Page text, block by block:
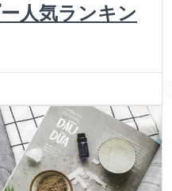
人気ランキン